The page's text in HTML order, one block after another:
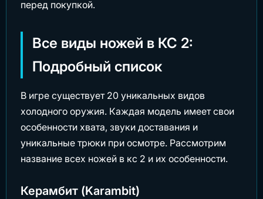
перед покупкой.
Все виды ножей в КС 2:
Подробный список
В игре существует 20 уникальных видов
холодного оружия. Каждая модель имеет свои
особенности хвата, звуки доставания и
уникальные трюки при осмотре. Рассмотрим
название всех ножей в кс 2 и их особенности.
Керамбит (Karambit)